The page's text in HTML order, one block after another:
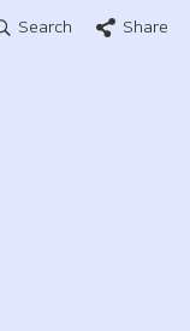
Search Share